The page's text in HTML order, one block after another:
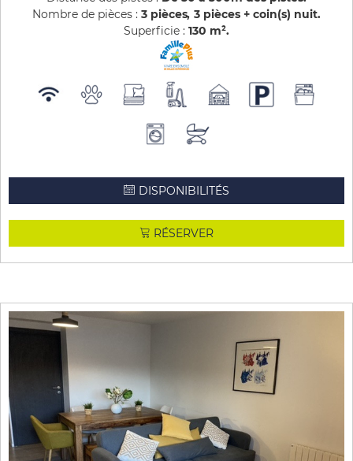
Nombre de pièces : 3 pièces 3 pièces + coin(s) nuit
Superficie : 130 m²
DISPONIBILITÉS
RÉSERVER